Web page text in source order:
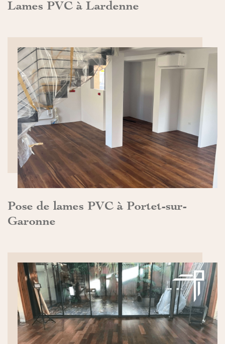
Lames PVC à Lardenne
Pose de lames PVC à Portet-sur-
Garonne
DÉCOUVRIR>>
DÉCOUVRIR>>